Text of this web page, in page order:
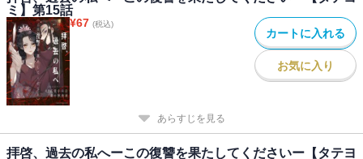
ミ】第15話
¥67 (税込)
カートに入れる
お気に入り
あらすじを見る
拝啓、過去の私へーこの復讐を果たしてくださいー【タテヨ